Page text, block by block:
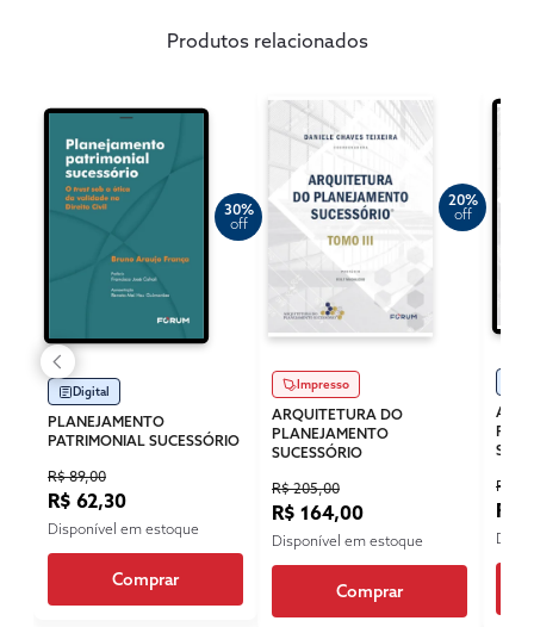
Produtos relacionados
30%
off
Digital
PLANEJAMENTO
PATRIMONIAL SUCESSÓRIO
R$ 89,00
R$ 62,30
Disponível em estoque
Comprar
20%
off
Impresso
ARQUITETURA DO
PLANEJAMENTO
SUCESSÓRIO
R$ 205,00
R$ 164,00
Disponível em estoque
Comprar
R$
R$